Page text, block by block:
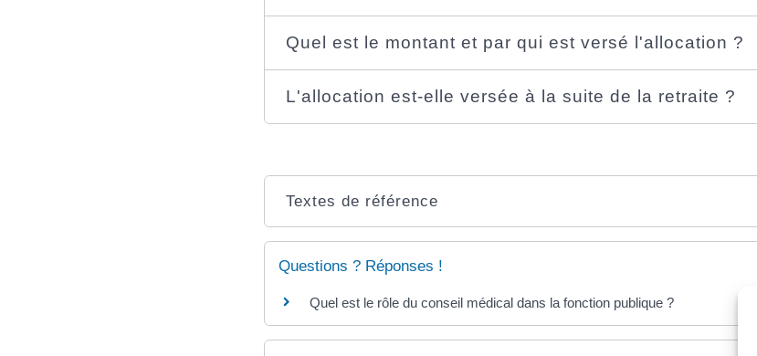
Quel est le montant et par qui est versé l'allocation ?
L'allocation est-elle versée à la suite de la retraite ?
Textes de référence
Questions ? Réponses !
Quel est le rôle du conseil médical dans la fonction publique ?